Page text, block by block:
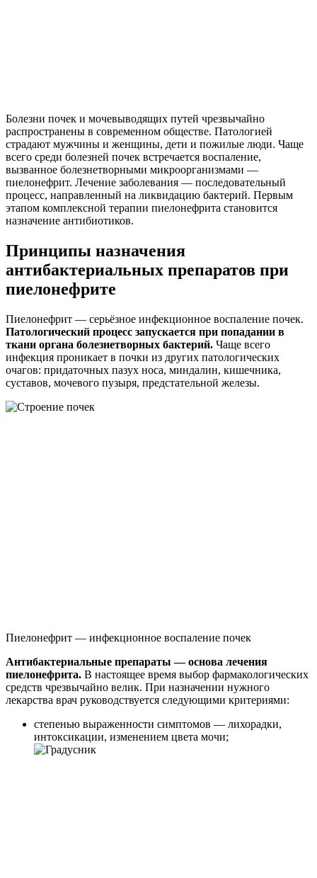
Болезни почек и мочевыводящих путей чрезвычайно
распространены в современном обществе. Патологией
страдают мужчины и женщины, дети и пожилые люди. Чаще
всего среди болезней почек встречается воспаление,
вызванное болезнетворными микроорганизмами —
пиелонефрит. Лечение заболевания — последовательный
процесс, направленный на ликвидацию бактерий. Первым
этапом комплексной терапии пиелонефрита становится
назначение антибиотиков.
Принципы назначения
антибактериальных препаратов при
пиелонефрите
Пиелонефрит — серьёзное инфекционное воспаление почек.
Патологический процесс запускается при попадании в
ткани органа болезнетворных бактерий. Чаще всего
инфекция проникает в почки из других патологических
очагов: придаточных пазух носа, миндалин, кишечника,
суставов, мочевого пузыря, предстательной железы.
Пиелонефрит — инфекционное воспаление почек
Антибактериальные препараты — основа лечения
пиелонефрита. В настоящее время выбор фармакологических
средств чрезвычайно велик. При назначении нужного
лекарства врач руководствуется следующими критериями:
степенью выраженности симптомов — лихорадки,
интоксикации, изменением цвета мочи;